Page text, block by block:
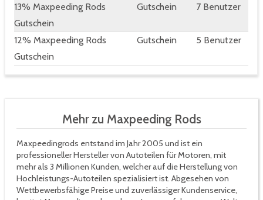
13% Maxpeeding Rods
Gutschein
Gutschein 7 Benutzer
12% Maxpeeding Rods
Gutschein
Gutschein 5 Benutzer
Mehr zu Maxpeeding Rods
Maxpeedingrods entstand im Jahr 2005 und ist ein
professioneller Hersteller von Autoteilen für Motoren, mit
mehr als 3 Millionen Kunden, welcher auf die Herstellung von
Hochleistungs-Autoteilen spezialisiert ist. Abgesehen von
Wettbewerbsfähige Preise und zuverlässiger Kundenservice,